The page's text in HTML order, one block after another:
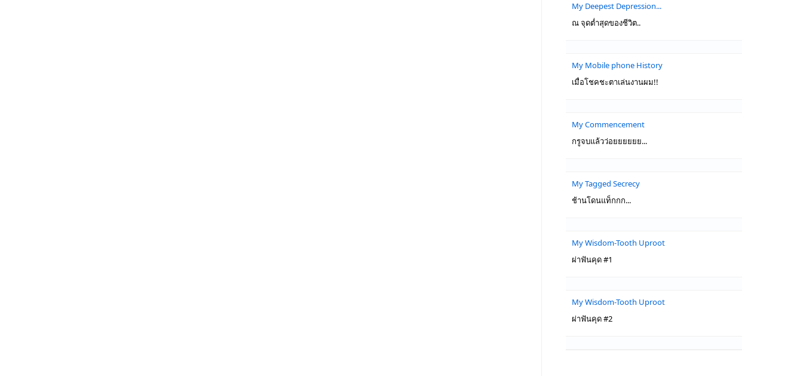
My Deepest Depression...
ณ จุดต่ำสุดของชีวิต..
My Mobile phone History
เมื่อโชคชะตาเล่นงานผม!!
My Commencement
กรูจบแล้วว่อยยยยยย...
My Tagged Secrecy
ช้านโดนแท็กกก...
My Wisdom-Tooth Uproot
ผ่าฟันคุด #1
My Wisdom-Tooth Uproot
ผ่าฟันคุด #2